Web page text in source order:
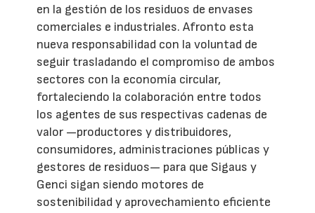
en la gestión de los residuos de envases
comerciales e industriales. Afronto esta
nueva responsabilidad con la voluntad de
seguir trasladando el compromiso de ambos
sectores con la economía circular,
fortaleciendo la colaboración entre todos
los agentes de sus respectivas cadenas de
valor —productores y distribuidores,
consumidores, administraciones públicas y
gestores de residuos— para que Sigaus y
Genci sigan siendo motores de
sostenibilidad y aprovechamiento eficiente